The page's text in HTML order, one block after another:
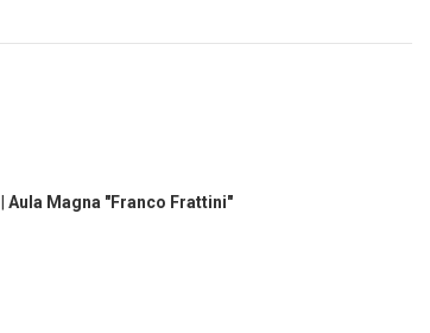
Aula Magna "Franco Frattini"